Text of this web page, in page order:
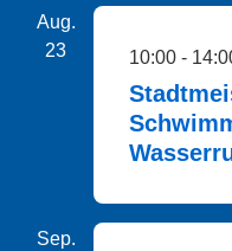
Aug.
23
10:00 -
Sep.